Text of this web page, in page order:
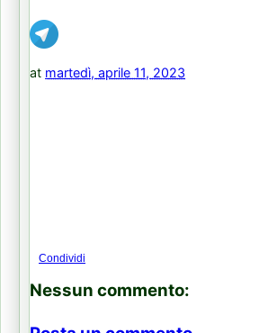
at martedì, aprile 11, 2023
Condividi
Nessun commento: